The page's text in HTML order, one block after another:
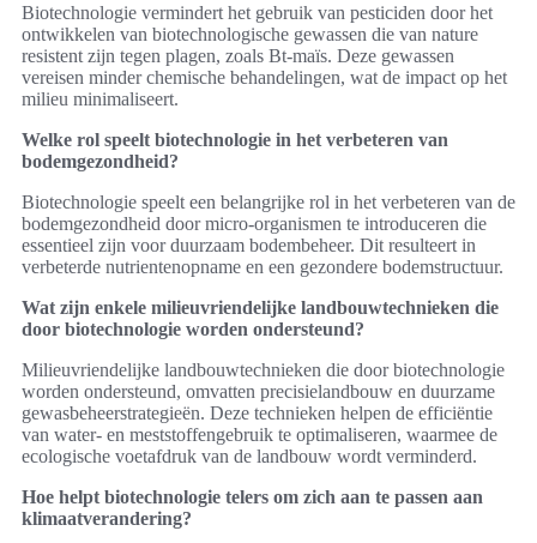
Biotechnologie vermindert het gebruik van pesticiden door het
ontwikkelen van biotechnologische gewassen die van nature
resistent zijn tegen plagen, zoals Bt-maïs. Deze gewassen
vereisen minder chemische behandelingen, wat de impact op het
milieu minimaliseert.
Welke rol speelt biotechnologie in het verbeteren van
bodemgezondheid?
Biotechnologie speelt een belangrijke rol in het verbeteren van de
bodemgezondheid door micro-organismen te introduceren die
essentieel zijn voor duurzaam bodembeheer. Dit resulteert in
verbeterde nutrientenopname en een gezondere bodemstructuur.
Wat zijn enkele milieuvriendelijke landbouwtechnieken die
door biotechnologie worden ondersteund?
Milieuvriendelijke landbouwtechnieken die door biotechnologie
worden ondersteund, omvatten precisielandbouw en duurzame
gewasbeheerstrategieën. Deze technieken helpen de efficiëntie
van water- en meststoffengebruik te optimaliseren, waarmee de
ecologische voetafdruk van de landbouw wordt verminderd.
Hoe helpt biotechnologie telers om zich aan te passen aan
klimaatverandering?